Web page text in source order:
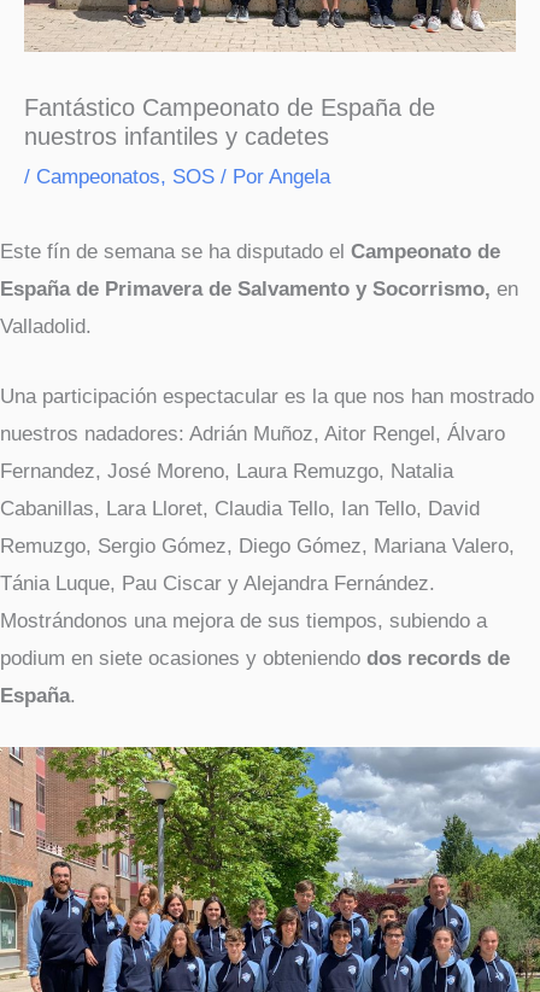
Fantástico Campeonato de España de
nuestros infantiles y cadetes
/ Campeonatos, SOS / Por Angela
Este fín de semana se ha disputado el Campeonato de
España de Primavera de Salvamento y Socorrismo, en
Valladolid.
Una participación espectacular es la que nos han mostrado
nuestros nadadores: Adrián Muñoz, Aitor Rengel, Álvaro
Fernandez, José Moreno, Laura Remuzgo, Natalia
Cabanillas, Lara Lloret, Claudia Tello, Ian Tello, David
Remuzgo, Sergio Gómez, Diego Gómez, Mariana Valero,
Tánia Luque, Pau Ciscar y Alejandra Fernández.
Mostrándonos una mejora de sus tiempos, subiendo a
podium en siete ocasiones y obteniendo dos records de
España.